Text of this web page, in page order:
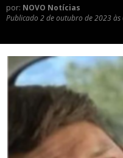
por: NOVO Notícias
Publicado 2 de outubro de 2023 às